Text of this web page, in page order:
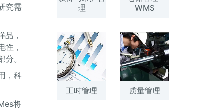
究需
品，
性，
。
，科
将
理
WMS
工时管理 质量管理